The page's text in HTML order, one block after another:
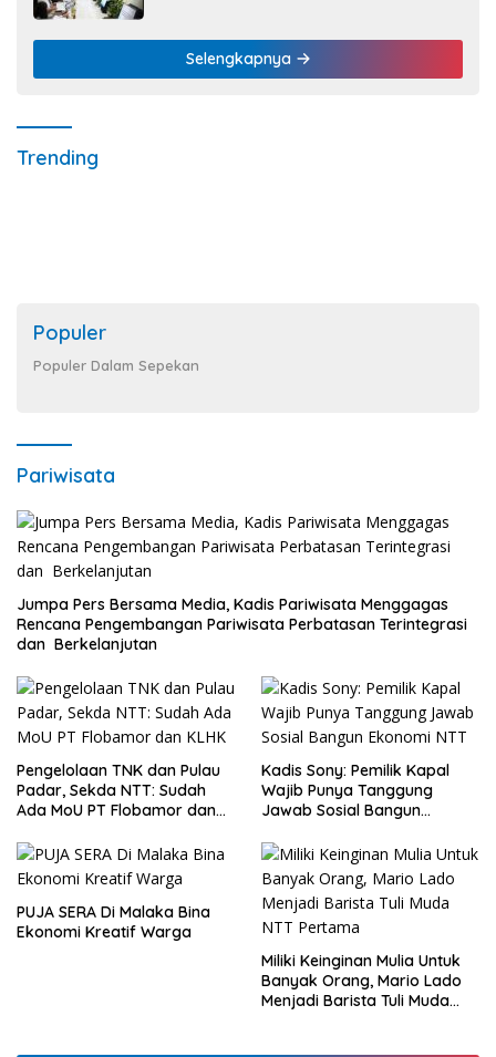
Selengkapnya
Trending
Populer
Populer Dalam Sepekan
Pariwisata
Jumpa Pers Bersama Media, Kadis Pariwisata Menggagas
Rencana Pengembangan Pariwisata Perbatasan Terintegrasi
dan Berkelanjutan
Pengelolaan TNK dan Pulau
Padar, Sekda NTT: Sudah
Ada MoU PT Flobamor dan
Kadis Sony: Pemilik Kapal
Wajib Punya Tanggung
Jawab Sosial Bangun
PUJA SERA Di Malaka Bina
Ekonomi Kreatif Warga
Miliki Keinginan Mulia Untuk
Banyak Orang, Mario Lado
Menjadi Barista Tuli Muda